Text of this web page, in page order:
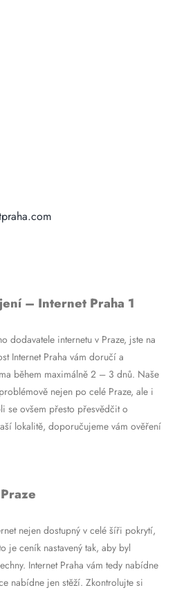
– Internet Praha 1
dodavatele internetu v Praze, jste na
Internet Praha vám doručí a
během maximálně 2 – 3 dnů. Naše
nejen po celé Praze, ale i
se ovšem přesto přesvědčit o
lokalitě, doporučujeme vám ověření
nejen dostupný v celé šíři pokrytí,
je ceník nastavený tak, aby byl
Internet Praha vám tedy nabídne
nabídne jen stěží. Zkontrolujte si